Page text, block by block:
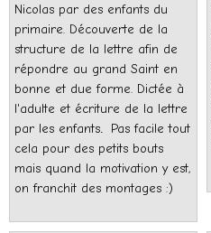
Nicolas par des enfants du
primaire. Découverte de la
structure de la lettre afin de
répondre au grand Saint en
bonne et due forme. Dictée à
l'adulte et écriture de la lettre
par les enfants
Pas facile tout
cela pour des petits bouts
mais quand la motivation y est,
on franchit des montages :)